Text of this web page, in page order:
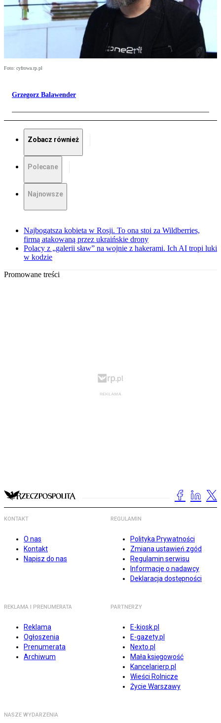
Foto: cyfrowa.rp.pl
Grzegorz Balawender
Zobacz również
Polecane
Najnowsze
Najbogatsza kobieta w Rosji. To ona stoi za Wildberries,
firmą atakowaną przez ukraińskie drony
Polacy z „galerii sław” na wojnie z hakerami. Ich AI tropi luki
w kodzie
Promowane treści
KONTAKT
O nas
Kontakt
Napisz do nas
REGULAMIN
Polityka Prywatności
Zmiana ustawień zgód
Regulamin serwisu
Informacje o nadawcy
Deklaracja dostępności
REKLAMA I PRENUMERATA
Reklama
Ogłoszenia
Prenumerata
Archiwum
PARTNERZY
E-kiosk.pl
E-gazety.pl
Nexto.pl
Mała księgowość
Kancelarierp.pl
Wieści Rolnicze
Życie Warszawy
NASZE WYDARZENIA